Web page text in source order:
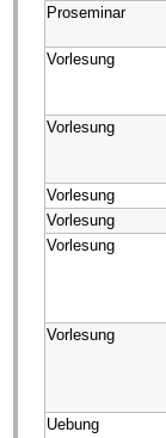
Proseminar
Vorlesung
Vorlesung
Vorlesung
Vorlesung
Vorlesung
Vorlesung
Uebung